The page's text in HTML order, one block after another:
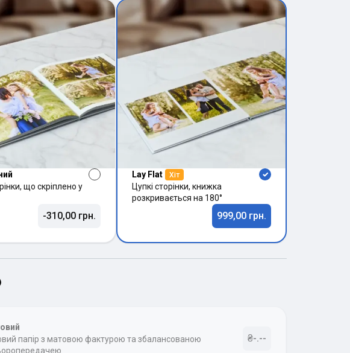
що скріплено у
-310,00 грн.
Lay Flat Хіт
Цупкі сторінки, книжка
розкривається на 180°
999,00 грн.
папір з матовою фактурою та збалансованою
₴-.--